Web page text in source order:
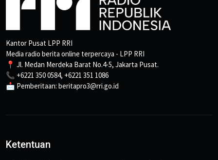
Kantor Pusat LPP RRI
Media radio berita online terpercaya - LPP RRI
📍 Jl. Medan Merdeka Barat No.4-5, Jakarta Pusat.
📞 +6221 350 0584, +6221 351 1086
📩 Pemberitaan: beritapro3@rri.go.id
Ketentuan